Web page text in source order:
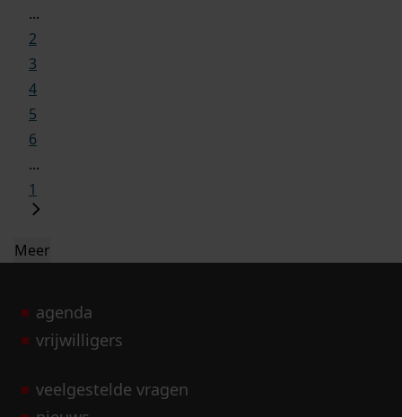
...
2
3
4
5
6
...
1
Meer
agenda
vrijwilligers
veelgestelde vragen